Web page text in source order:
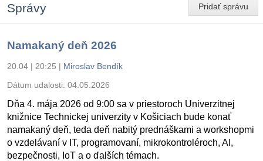
Pridať správu
Správy
Namakaný deň 2026
20.04 | 20:25 | Miroslav Bendík
Dátum udalosti: 04.05.2026
Dňa 4. mája 2026 od 9:00 sa v priestoroch Univerzitnej
knižnice Technickej univerzity v Košiciach bude konať
namakaný deň, teda deň nabitý prednáškami a workshopmi
o vzdelávaní v IT, programovaní, mikrokontroléroch, AI,
bezpečnosti, IoT a o ďalších témach.